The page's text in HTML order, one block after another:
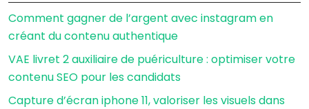
Comment gagner de l’argent avec instagram en
créant du contenu authentique
VAE livret 2 auxiliaire de puériculture : optimiser votre
contenu SEO pour les candidats
Capture d’écran iphone 11, valoriser les visuels dans